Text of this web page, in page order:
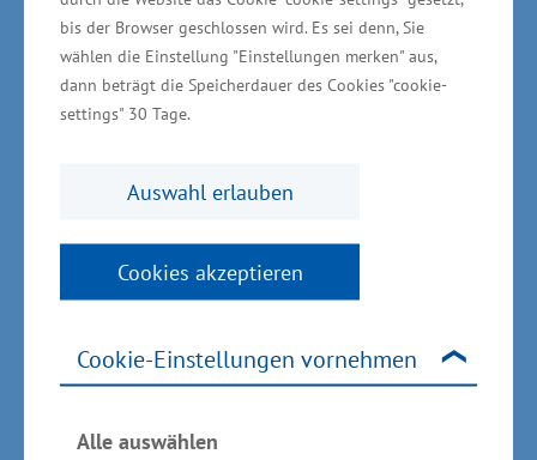
bis der Browser geschlossen wird. Es sei denn, Sie
wählen die Einstellung "Einstellungen merken" aus,
dann beträgt die Speicherdauer des Cookies "cookie-
settings" 30 Tage.
Auswahl erlauben
Cookies akzeptieren
Cookie-Einstellungen vornehmen
Alle auswählen
MV wächst jährlich: Die Zahl der
Kommunalberatungen ist von 144 im Jahr 2021
auf 183 im vergangenen Jahr gestiegen. Die
Zahl der Unternehmensberatungen steigerte
Zudem haben 89 Beratungen für
stattgefunden, im Vorjahr waren es noch 79.
Beim Bürgerservice gab es 59 Beratungen für
an Weiterbildungs- und Netzwerkmöglichkeiten